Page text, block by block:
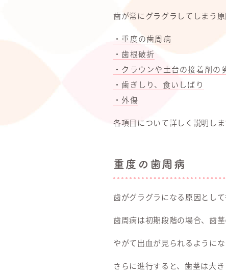
歯が常にグラグラしてしまう
・重度の歯周病
・歯根破折
・クラウンや土台の接着剤の
・歯ぎしり、食いしばり
・外傷
各項目について詳しく説明しま
重度の歯周病
歯がグラグラになる原因とし
歯周病は初期段階の場合、歯
やがて出血が見られるように
さらに進行すると、歯茎は大